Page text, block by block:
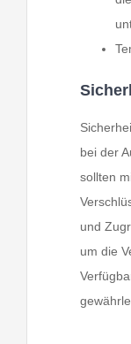
bei der
sollten
und
um die